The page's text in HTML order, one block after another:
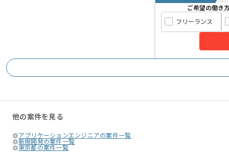
ご希望の働き
フリーランス
他の案件を見る
アプリケーションエンジニアの案件一覧
新規開発の案件一覧
東京都の案件一覧